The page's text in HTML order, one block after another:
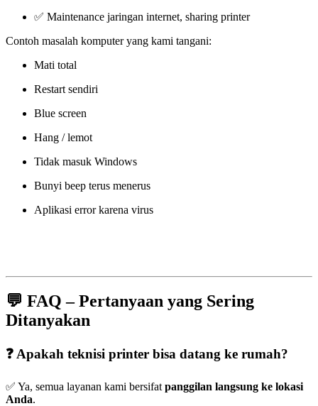
✅ Maintenance jaringan internet, sharing printer
Contoh masalah komputer yang kami tangani:
Mati total
Restart sendiri
Blue screen
Hang / lemot
Tidak masuk Windows
Bunyi beep terus menerus
Aplikasi error karena virus
💬 FAQ – Pertanyaan yang Sering
Ditanyakan
❓ Apakah teknisi printer bisa datang ke rumah?
✅ Ya, semua layanan kami bersifat panggilan langsung ke lokasi
Anda.